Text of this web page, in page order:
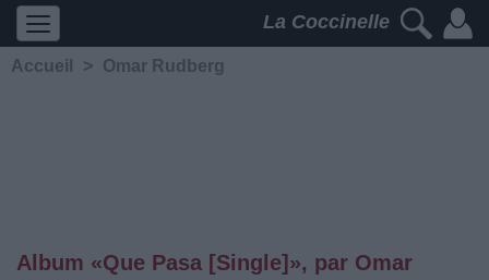
La Coccinelle
Accueil > Omar Rudberg
Album «Que Pasa [Single]», par Omar